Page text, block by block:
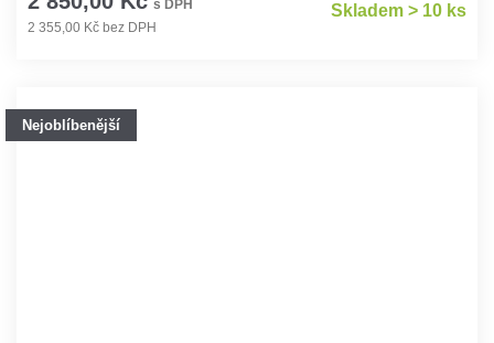
s DPH
2 355,00 Kč bez DPH
Skladem > 10 ks
Nejoblíbenější